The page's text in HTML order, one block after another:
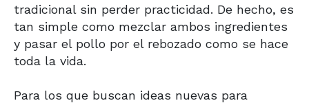
tradicional sin perder practicidad. De hecho, es
tan simple como mezclar ambos ingredientes
y pasar el pollo por el rebozado como se hace
toda la vida.
Para los que buscan ideas nuevas para